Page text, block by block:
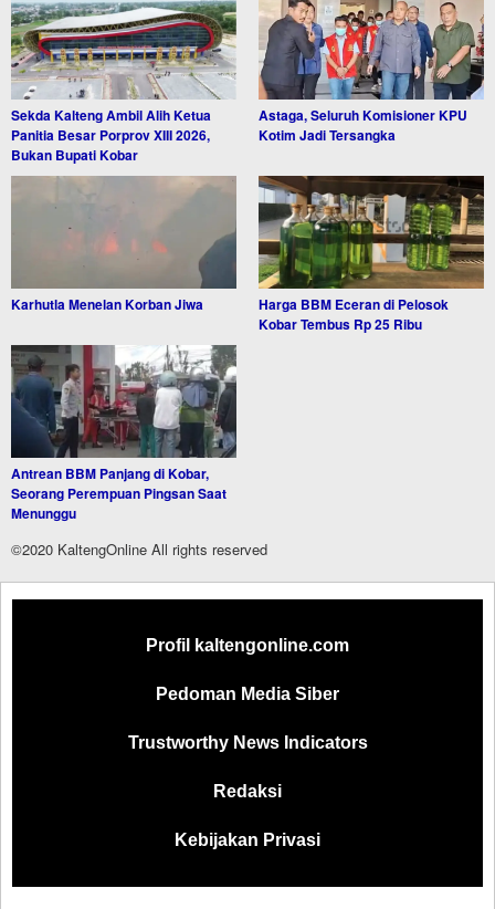
Sekda Kalteng Ambil Alih Ketua
Panitia Besar Porprov XIII 2026,
Bukan Bupati Kobar
Astaga, Seluruh Komisioner KPU
Kotim Jadi Tersangka
Karhutla Menelan Korban Jiwa
Harga BBM Eceran di Pelosok
Kobar Tembus Rp 25 Ribu
Antrean BBM Panjang di Kobar,
Seorang Perempuan Pingsan Saat
Menunggu
©2020 KaltengOnline All rights reserved
Profil kaltengonline.com
Pedoman Media Siber
Trustworthy News Indicators
Redaksi
Kebijakan Privasi